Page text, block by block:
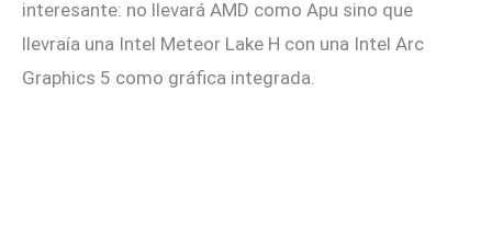
interesante: no llevará AMD como Apu sino que
llevraía una Intel Meteor Lake H con una Intel Arc
Graphics 5 como gráfica integrada.